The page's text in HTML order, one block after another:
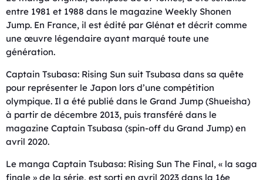
entre 1981 et 1988 dans le magazine Weekly Shonen
Jump. En France, il est édité par Glénat et décrit comme
une œuvre légendaire ayant marqué toute une
génération.
Captain Tsubasa: Rising Sun suit Tsubasa dans sa quête
pour représenter le Japon lors d’une compétition
olympique. Il a été publié dans le Grand Jump (Shueisha)
à partir de décembre 2013, puis transféré dans le
magazine Captain Tsubasa (spin-off du Grand Jump) en
avril 2020.
Le manga Captain Tsubasa: Rising Sun The Final, « la saga
finale » de la série, est sorti en avril 2023 dans la 16e